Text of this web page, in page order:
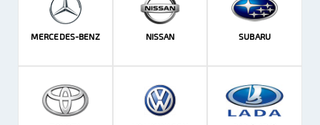
MERCEDES-BENZ NISSAN SUBARU